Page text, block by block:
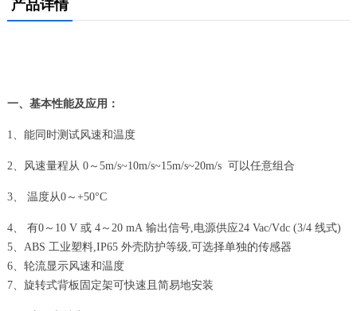
产品详情
一、基本性能及应用：
1、能同时测试风速和温度
2、风速量程从 0～5m/s~10m/s~15m/s~20m/s 可以任意组合
3、 温度从0～+50°C
4、 有0～10 V 或 4～20 mA 输出信号,电源供应24 Vac/Vdc (3/4 线式)
5、ABS 工业塑料,IP65 外壳防护等级,可选择单独的传感器
6、轮流显示风速和温度
7、旋转式背板固定架可快速且简易地安装